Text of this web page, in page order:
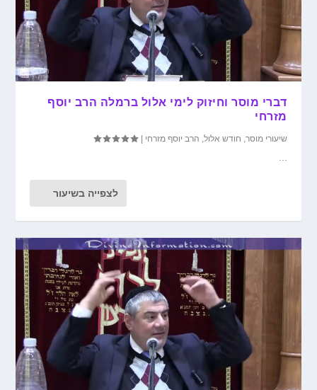
דברי מוסר וחיזוק לימי אלול ברמלה הרב יוסף
מזרחי
שיעורי מוסר חודש אלול הרב יוסף מזרחי |
לצפייה בשיעור